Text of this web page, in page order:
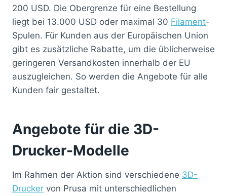
200 USD. Die Obergrenze für eine Bestellung
liegt bei 13.000 USD oder maximal 30 Filament-
Spulen. Für Kunden aus der Europäischen Union
gibt es zusätzliche Rabatte, um die üblicherweise
geringeren Versandkosten innerhalb der EU
auszugleichen. So werden die Angebote für alle
Kunden fair gestaltet.
Angebote für die 3D-
Drucker-Modelle
Im Rahmen der Aktion sind verschiedene 3D-
Drucker von Prusa mit unterschiedlichen